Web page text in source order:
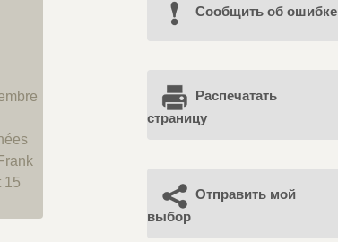
15
Cообщить об ошибке
Распечатать
страницу
Отправить мой
выбор